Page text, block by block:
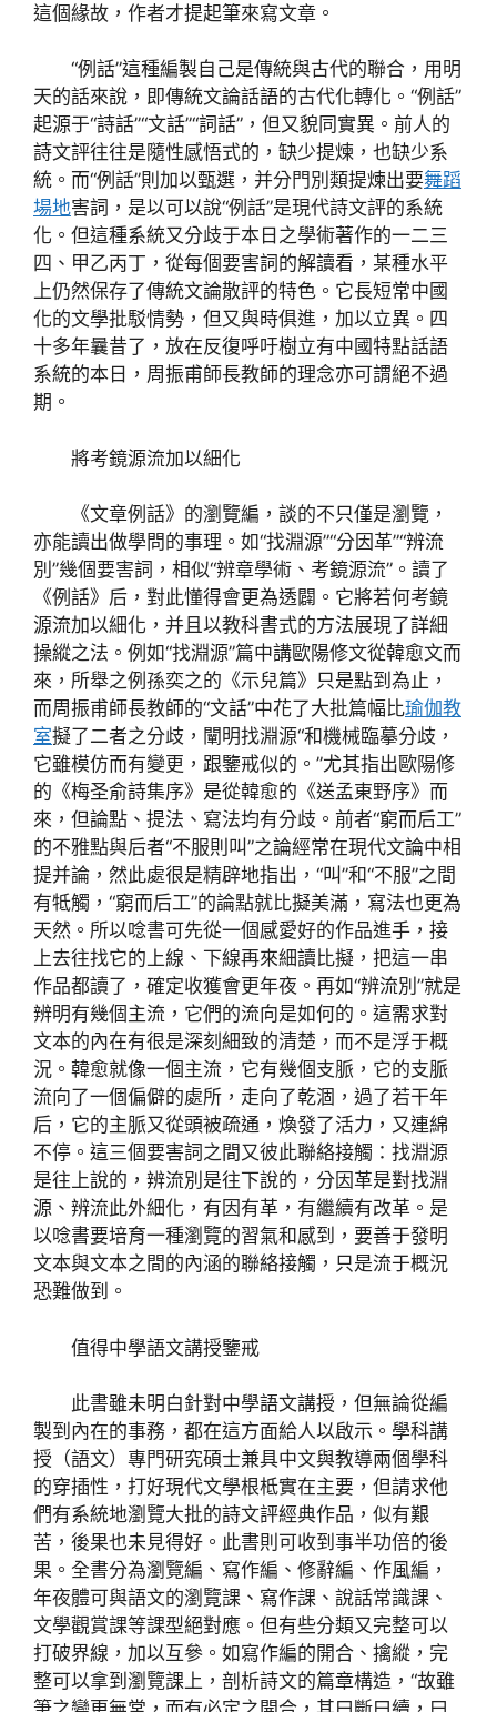
這個緣故，作者才提起筆來寫文章。
“例話”這種編製自己是傳統與古代的聯合，用明
天的話來說，即傳統文論話語的古代化轉化。“例話”
起源于“詩話”“文話”“詞話”，但又貌同實異。前人的
詩文評往往是隨性感悟式的，缺少提煉，也缺少系
統。而“例話”則加以甄選，并分門別類提煉出要舞蹈
場地害詞，是以可以說“例話”是現代詩文評的系統
化。但這種系統又分歧于本日之學術著作的一二三
四、甲乙丙丁，從每個要害詞的解讀看，某種水平
上仍然保存了傳統文論散評的特色。它長短常中國
化的文學批駁情勢，但又與時俱進，加以立異。四
十多年曩昔了，放在反復呼吁樹立有中國特點話語
系統的本日，周振甫師長教師的理念亦可謂絕不過
期。
將考鏡源流加以細化
《文章例話》的瀏覽編，談的不只僅是瀏覽，
亦能讀出做學問的事理。如“找淵源”“分因革”“辨流
別”幾個要害詞，相似“辨章學術、考鏡源流”。讀了
《例話》后，對此懂得會更為透闢。它將若何考鏡
源流加以細化，并且以教科書式的方法展現了詳細
操縱之法。例如“找淵源”篇中講歐陽修文從韓愈文而
來，所舉之例孫奕之的《示兒篇》只是點到為止，
而周振甫師長教師的“文話”中花了大批篇幅比瑜伽教
室擬了二者之分歧，闡明找淵源“和機械臨摹分歧，
它雖模仿而有變更，跟鑒戒似的。”尤其指出歐陽修
的《梅圣俞詩集序》是從韓愈的《送孟東野序》而
來，但論點、提法、寫法均有分歧。前者“窮而后工”
的不雅點與后者“不服則叫”之論經常在現代文論中相
提并論，然此處很是精辟地指出，“叫”和“不服”之間
有牴觸，“窮而后工”的論點就比擬美滿，寫法也更為
天然。所以唸書可先從一個感愛好的作品進手，接
上去往找它的上線、下線再來細讀比擬，把這一串
作品都讀了，確定收獲會更年夜。再如“辨流別”就是
辨明有幾個主流，它們的流向是如何的。這需求對
文本的內在有很是深刻細致的清楚，而不是浮于概
況。韓愈就像一個主流，它有幾個支脈，它的支脈
流向了一個偏僻的處所，走向了乾涸，過了若干年
后，它的主脈又從頭被疏通，煥發了活力，又連綿
不停。這三個要害詞之間又彼此聯絡接觸：找淵源
是往上說的，辨流別是往下說的，分因革是對找淵
源、辨流此外細化，有因有革，有繼續有改革。是
以唸書要培育一種瀏覽的習氣和感到，要善于發明
文本與文本之間的內涵的聯絡接觸，只是流于概況
恐難做到。
值得中學語文講授鑒戒
此書雖未明白針對中學語文講授，但無論從編
製到內在的事務，都在這方面給人以啟示。學科講
授（語文）專門研究碩士兼具中文與教導兩個學科
的穿插性，打好現代文學根柢實在主要，但請求他
們有系統地瀏覽大批的詩文評經典作品，似有艱
苦，後果也未見得好。此書則可收到事半功倍的後
果。全書分為瀏覽編、寫作編、修辭編、作風編，
年夜體可與語文的瀏覽課、寫作課、說話常識課、
文學觀賞課等課型絕對應。但有些分類又完整可以
打破界線，加以互參。如寫作編的開合、擒縱，完
整可以拿到瀏覽課上，剖析詩文的篇章構造，“故雖